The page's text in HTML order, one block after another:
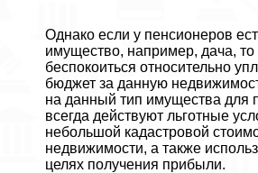
Однако если у пенсионеров
имущество, например, дача, то
беспокоиться относительно
бюджет за данную
на данный тип имущества для
всегда действуют льготные
небольшой кадастровой
недвижимости, а также
целях получения прибыли.